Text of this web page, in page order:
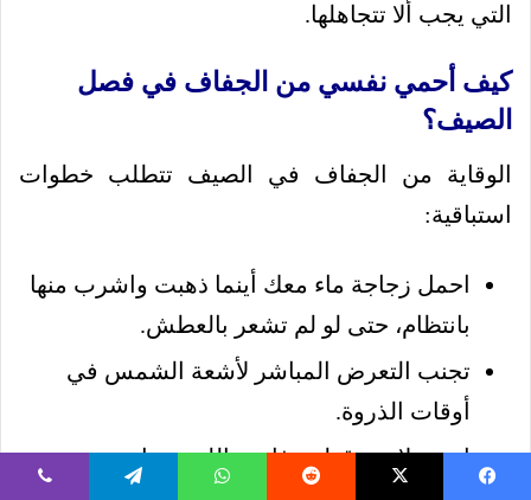
التي يجب ألا تتجاهلها.
كيف أحمي نفسي من الجفاف في فصل
الصيف؟
الوقاية من الجفاف في الصيف تتطلب خطوات
استباقية:
احمل زجاجة ماء معك أينما ذهبت واشرب منها
بانتظام، حتى لو لم تشعر بالعطش.
تجنب التعرض المباشر لأشعة الشمس في
أوقات الذروة.
ارتدِ ملابس قطنية فاتحة اللون وواسعة.